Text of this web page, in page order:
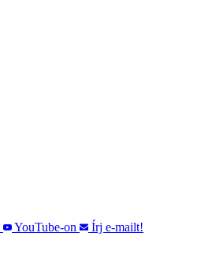
YouTube-on
Írj e-mailt!